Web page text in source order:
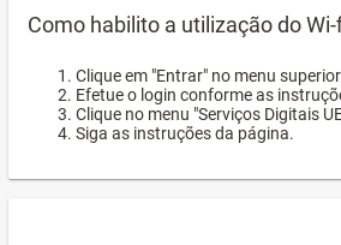
Como habilito a utilização do Wi-
Clique em "Entrar" no menu
Efetue o login conforme as
Clique no menu "Serviços Digitais
Siga as instruções da página.